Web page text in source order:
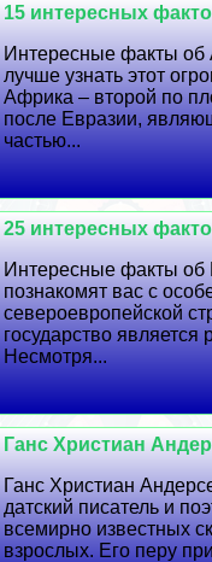
15 интересных
Интересные факты об
лучше узнать этот
Африка – второй по
после Евразии,
частью...
25 интересных
Интересные факты об
познакомят вас с
североевропейской
государство является
Несмотря...
Ганс Христиан
Ганс Христиан
датский писатель и
всемирно известных
взрослых. Его перу